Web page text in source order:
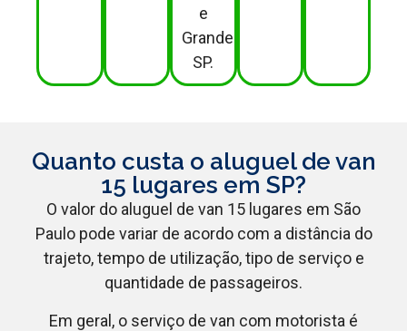
e
Grande
SP.
Quanto custa o aluguel de van
15 lugares em SP?
O valor do aluguel de van 15 lugares em São
Paulo pode variar de acordo com a distância do
trajeto, tempo de utilização, tipo de serviço e
quantidade de passageiros.
Em geral, o serviço de van com motorista é